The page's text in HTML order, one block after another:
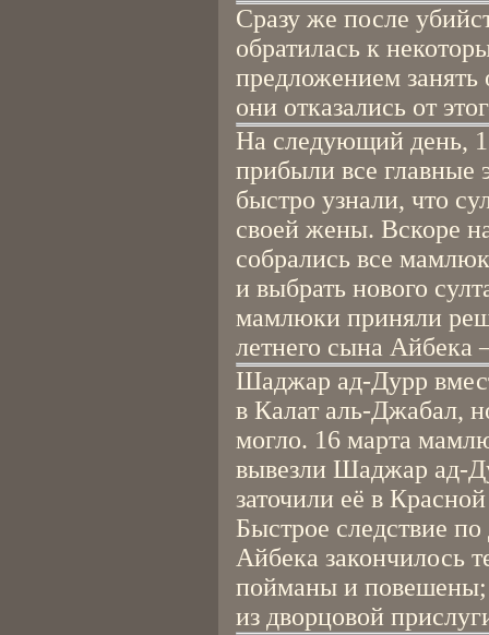
Сразу же после
обратилась к
предложением
они отказались от
На следующий день,
прибыли все
быстро узнали, что
своей жены. Вскоре
собрались все
и выбрать нового
мамлюки приняли
летнего сына
Шаджар ад-Дурр
в Калат аль-Джабал,
могло. 16 марта
вывезли Шаджар ад-
заточили её в
Быстрое следствие
Айбека закончилось
пойманы и повешены;
из дворцовой